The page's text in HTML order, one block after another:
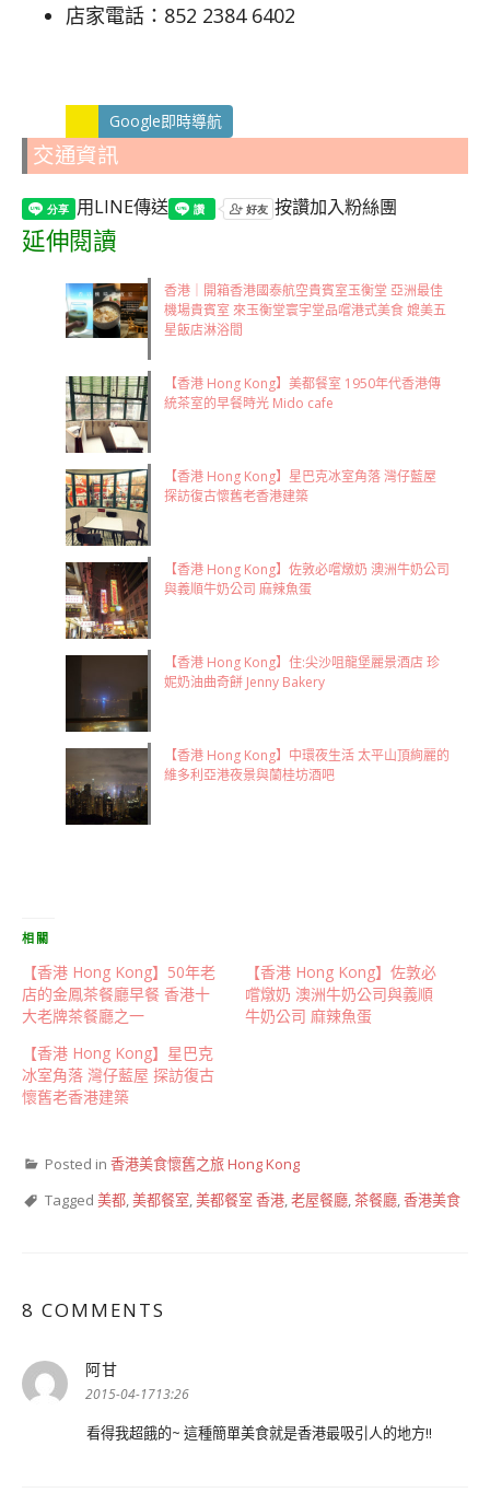
店家電話：852 2384 6402
Google即時導航
交通資訊
用LINE傳送 按讚加入粉絲團
延伸閱讀
香港｜開箱香港國泰航空貴賓室玉衡堂 亞洲最佳
機場貴賓室 來玉衡堂寰宇堂品嚐港式美食 媲美五
星飯店淋浴間
【香港 Hong Kong】美都餐室 1950年代香港傳
統茶室的早餐時光 Mido cafe
【香港 Hong Kong】星巴克冰室角落 灣仔藍屋
探訪復古懷舊老香港建築
【香港 Hong Kong】佐敦必嚐燉奶 澳洲牛奶公司
與義順牛奶公司 麻辣魚蛋
【香港 Hong Kong】住:尖沙咀龍堡麗景酒店 珍
妮奶油曲奇餅 Jenny Bakery
【香港 Hong Kong】中環夜生活 太平山頂絢麗的
維多利亞港夜景與蘭桂坊酒吧
相關
【香港 Hong Kong】50年老
店的金鳳茶餐廳早餐 香港十
大老牌茶餐廳之一
【香港 Hong Kong】佐敦必
嚐燉奶 澳洲牛奶公司與義順
牛奶公司 麻辣魚蛋
【香港 Hong Kong】星巴克
冰室角落 灣仔藍屋 探訪復古
懷舊老香港建築
Posted in 香港美食懷舊之旅 Hong Kong
Tagged 美都,美都餐室,美都餐室 香港,老屋餐廳,茶餐廳,香港美食
8 COMMENTS
阿甘
示:
2015-04-1713:26
看得我超餓的~ 這種簡單美食就是香港最吸引人的地方!!